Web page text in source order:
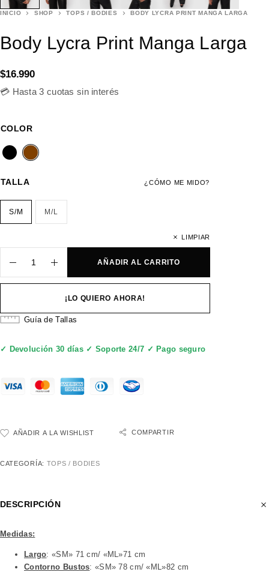
INICIO SHOP TOPS / BODIES BODY LYCRA PRINT MANGA LARGA
Body Lycra Print Manga Larga
$16.990
💳 Hasta 3 cuotas sin interés
COLOR
¿CÓMO ME MIDO?
TALLA
S/M M/L
LIMPIAR
AÑADIR AL CARRITO
¡LO QUIERO AHORA!
Guía de Tallas
✓ Devolución 30 días ✓ Soporte 24/7 ✓ Pago seguro
AÑADIR A LA WISHLIST COMPARTIR
CATEGORÍA: TOPS / BODIES
DESCRIPCIÓN
Medidas:
Largo: «SM» 71 cm/ «ML»71 cm
Contorno Bustos: «SM» 78 cm/ «ML»82 cm